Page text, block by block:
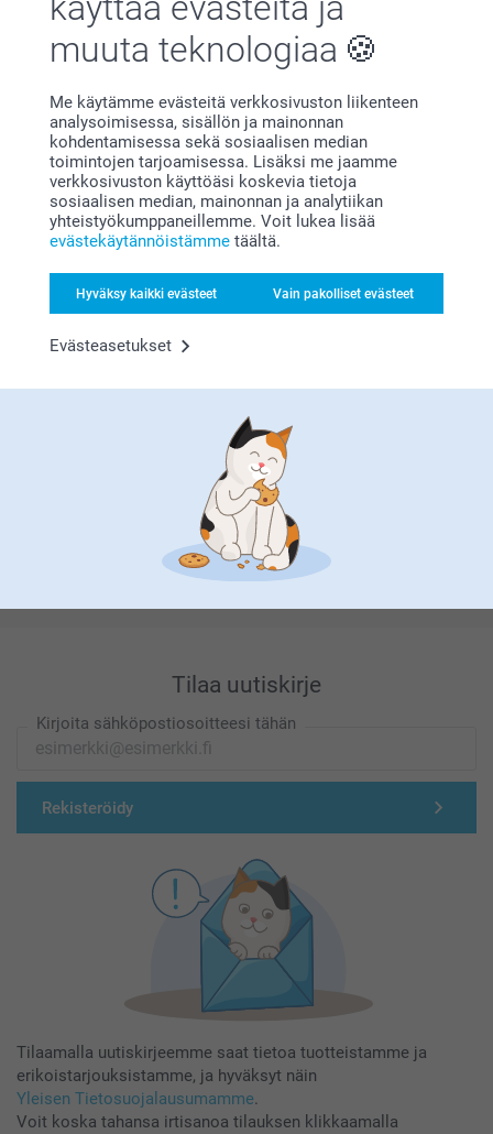
muuta teknologiaa
Me käytämme evästeitä verkkosivuston liikenteen
analysoimisessa, sisällön ja mainonnan
kohdentamisessa sekä sosiaalisen median
toimintojen tarjoamisessa. Lisäksi me jaamme
verkkosivuston käyttöäsi koskevia tietoja
sosiaalisen median, mainonnan ja analytiikan
yhteistyökumppaneillemme. Voit lukea lisää
evästekäytännöistämme täältä.
Hyväksy kaikki evästeet Vain pakolliset evästeet
Evästeasetukset
Bonusta kaikista tilauksista
Olemme täällä sinun vuoksesi
Tilaa uutiskirje
Kirjoita sähköpostiosoitteesi tähän
Rekisteröidy
Tilaamalla uutiskirjeemme saat tietoa tuotteistamme ja
erikoistarjouksistamme, ja hyväksyt näin
Yleisen Tietosuojalausumamme.
Voit koska tahansa irtisanoa tilauksen klikkaamalla